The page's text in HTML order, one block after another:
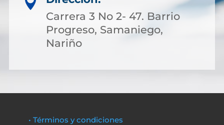
Carrera 3 No 2- 47. Barrio
Progreso, Samaniego,
Nariño
• Términos y condiciones